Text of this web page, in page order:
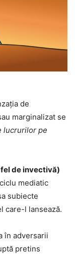
de
marginalizat se
lucrurilor pe
de invectivă)
mediatic
subiecte
care-l lansează.
în adversarii
pretins